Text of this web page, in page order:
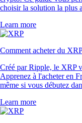
choisir la solution la plus
Learn more
Comment acheter du
Créé par Ripple, le XRP
Apprenez à l'acheter en
même si vous débutez
Learn more